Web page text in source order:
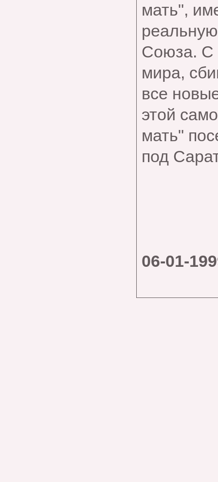
мать",
Союза. С
мира,
все
этой
мать"
под
06-01-